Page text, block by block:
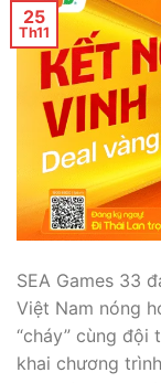
25
Th11
SEA Games 33
Việt Nam nóng
“cháy” cùng đội
khai chương